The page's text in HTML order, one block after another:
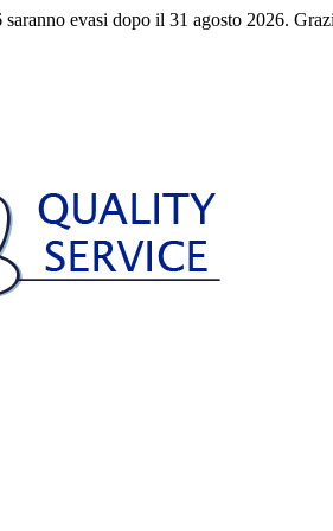
evasi dopo il 31 agosto 2026.